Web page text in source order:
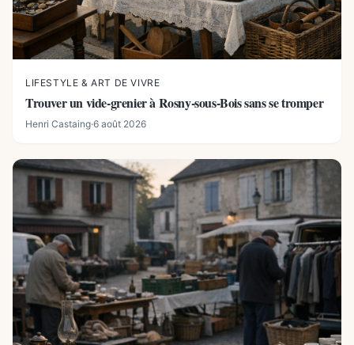
LIFESTYLE & ART DE VIVRE
Trouver un vide-grenier à Rosny-sous-Bois sans se tromper
Henri Castaing·6 août 2026